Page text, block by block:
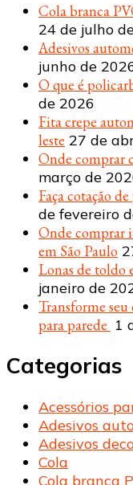
Cola branca
24 de julho
Adesivos
junho de
O que é
de 2026
Fita crepe
leste 27 de
Onde comprar
março de
Faça cotação
de fevereiro
Onde comprar
em São Paulo
Lonas de toldo
janeiro de
Transforme seu
para parede 1
Categorias
Acessórios
Adesivos
Adesivos
Cola
Cola branca